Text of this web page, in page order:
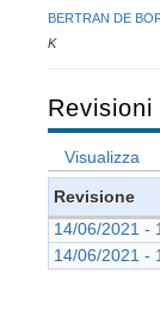
Tu sei qui
BERTRAN DE
K
Revisioni
Schede
Visualizza
Revisione
14/06/2021 -
14/06/2021 -